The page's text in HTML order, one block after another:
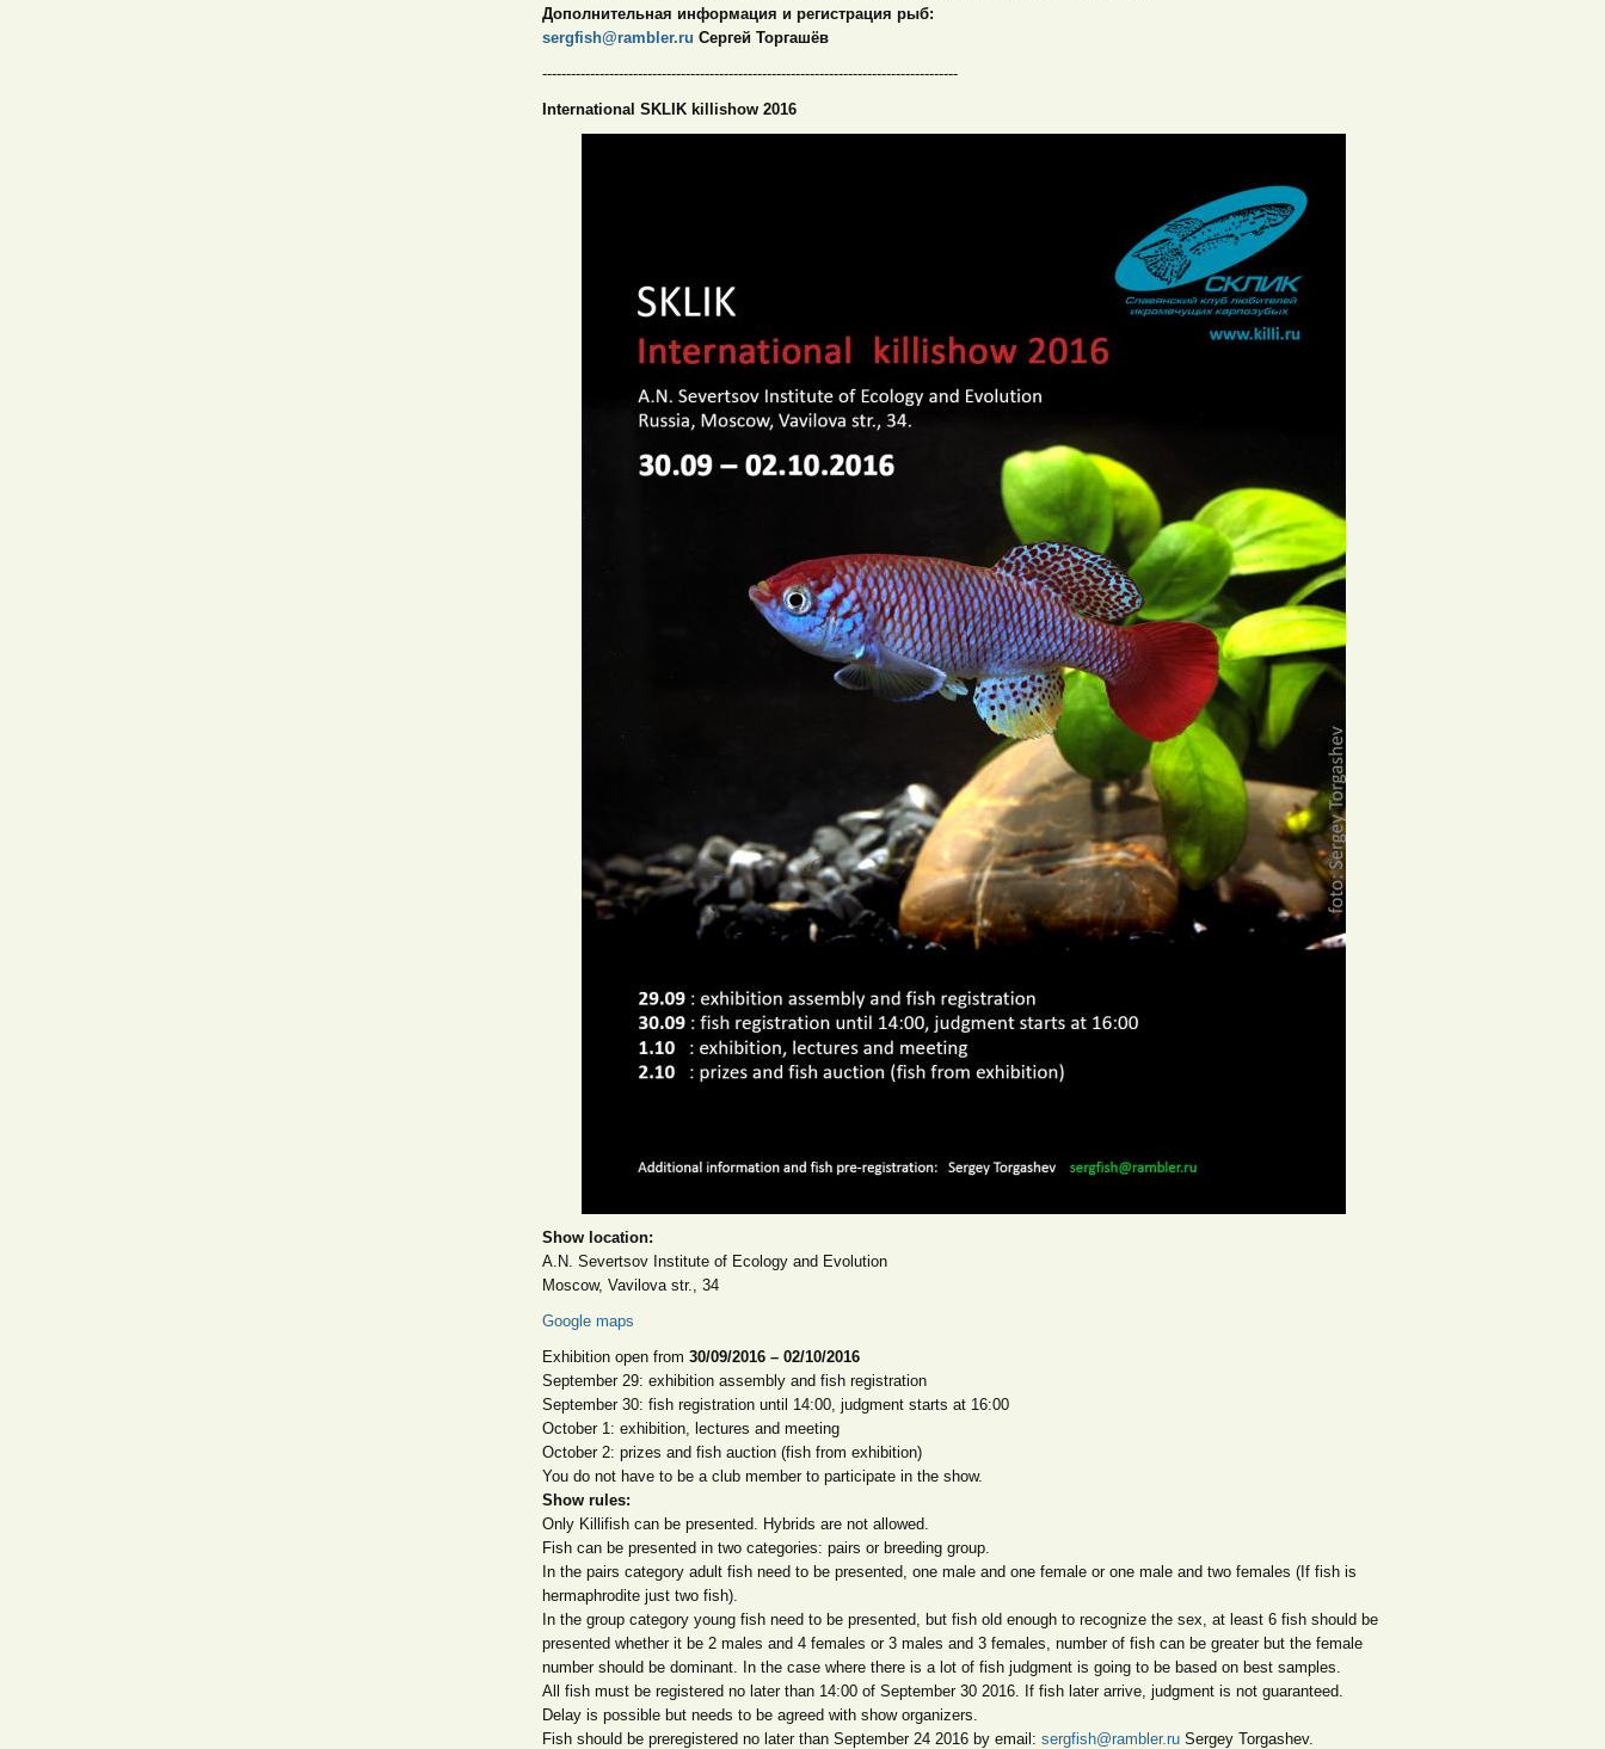
Дополнительная информация и регистрация рыб:
sergfish@rambler.ru Сергей Торгашёв
---------------------------------------------------------------------------------------
International SKLIK killishow 2016
Show location:
A.N. Severtsov Institute of Ecology and Evolution
Moscow, Vavilova str., 34
Google maps
Exhibition open from 30/09/2016 – 02/10/2016
September 29: exhibition assembly and fish registration
September 30: fish registration until 14:00, judgment starts at 16:00
October 1: exhibition, lectures and meeting
October 2: prizes and fish auction (fish from exhibition)
You do not have to be a club member to participate in the show.
Show rules:
Only Killifish can be presented. Hybrids are not allowed.
Fish can be presented in two categories: pairs or breeding group.
In the pairs category adult fish need to be presented, one male and one female or one male and two females (If fish is
hermaphrodite just two fish).
In the group category young fish need to be presented, but fish old enough to recognize the sex, at least 6 fish should be
presented whether it be 2 males and 4 females or 3 males and 3 females, number of fish can be greater but the female
number should be dominant. In the case where there is a lot of fish judgment is going to be based on best samples.
All fish must be registered no later than 14:00 of September 30 2016. If fish later arrive, judgment is not guaranteed.
Delay is possible but needs to be agreed with show organizers.
Fish should be preregistered no later than September 24 2016 by email: sergfish@rambler.ruSergey Torgashev.